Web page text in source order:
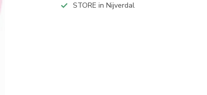
STORE in Nijverdal